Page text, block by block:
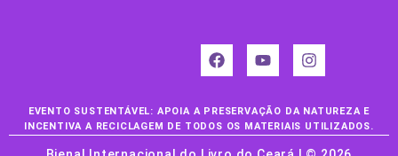
EVENTO SUSTENTÁVEL: APOIA A PRESERVAÇÃO DA NATUREZA E
INCENTIVA A RECICLAGEM DE TODOS OS MATERIAIS UTILIZADOS.